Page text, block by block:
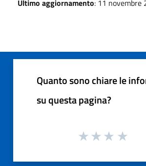
Ultimo aggiornamento: 11 novembre
Quanto sono chiare le
su questa pagina?